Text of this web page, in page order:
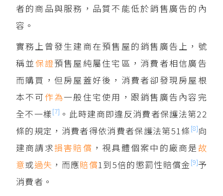
者的商品與服務，品質不能低於銷售廣告的內
容。
實務上曾發生建商在預售屋的銷售廣告上，號
稱並保證預售屋純屬住宅區，消費者相信廣告
而購買，但房屋蓋好後，消費者卻發現房屋根
本不可作為一般住宅使用，跟銷售廣告內容完
全不一樣[7] 。此時建商即違反消費者保護法第22
條的規定，消費者得依消費者保護法第51條 [8]向
建商請求損害賠償 ，視具體個案中的廠商是 故
意或過失 ，而應賠償1到5倍的懲罰性賠償金[9]予
消費者。